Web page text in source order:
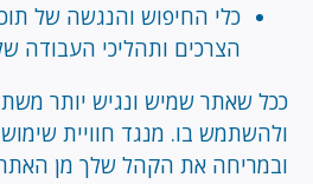
כלי החיפוש והנגשה של
הצרכים ותהליכי העבודה
ככל שאתר שמיש ונגיש יותר
ולהשתמש בו. מנגד חוויית
ובמריחה את הקהל שלך מן